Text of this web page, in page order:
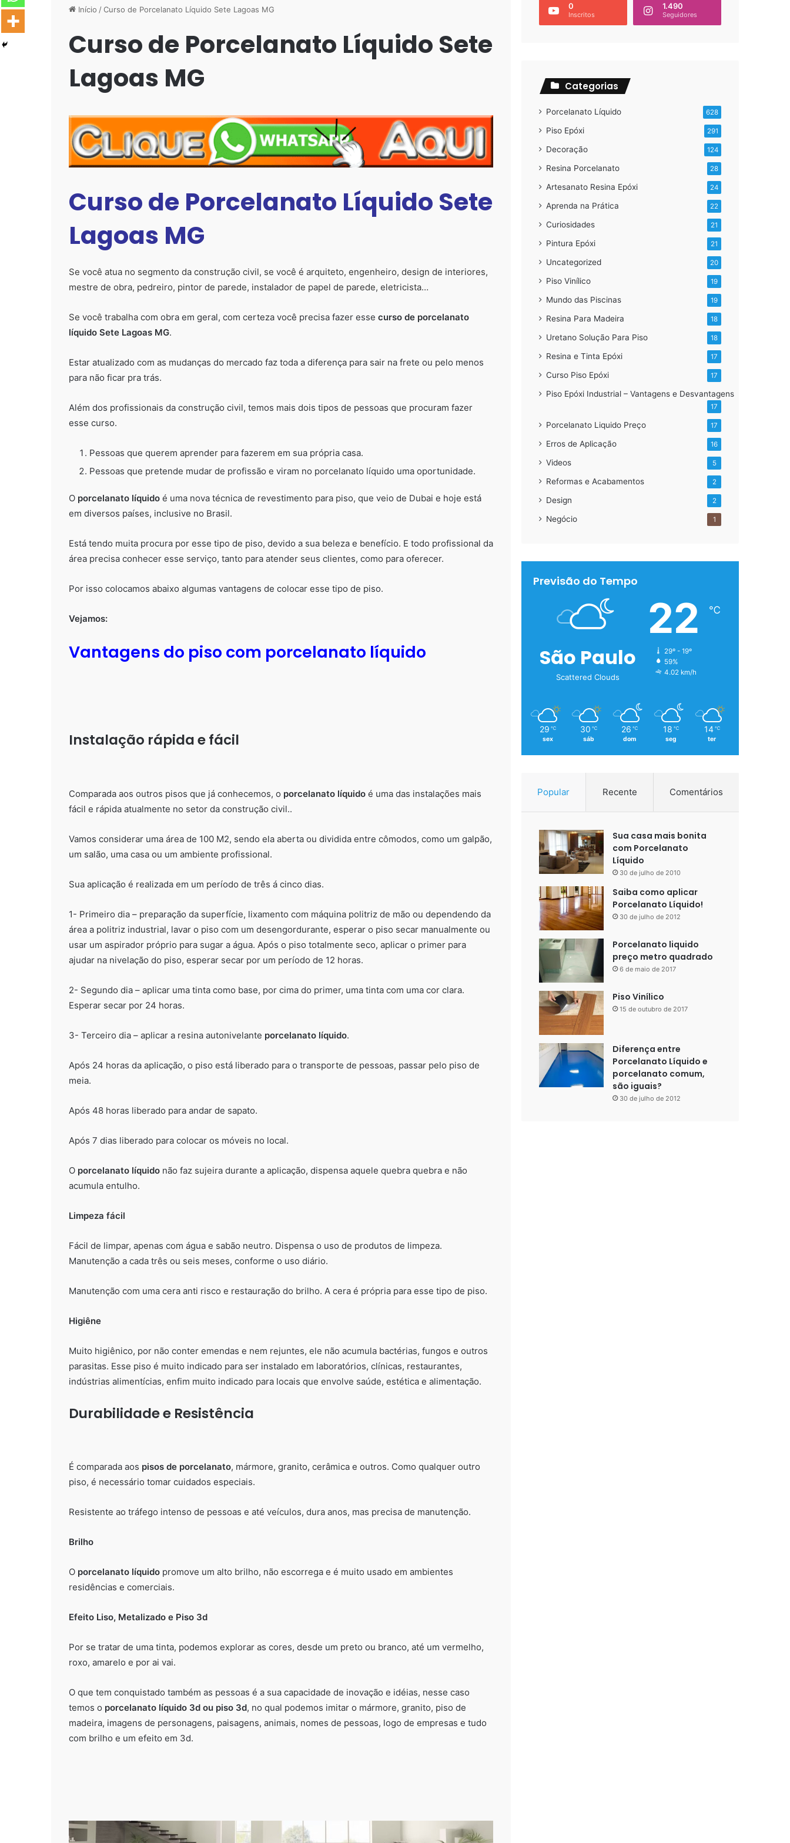
Início /Curso de Porcelanato Líquido Sete Lagoas MG
Curso de Porcelanato Líquido Sete
Lagoas MG
Curso de Porcelanato Líquido Sete
Lagoas MG
Se você atua no segmento da construção civil, se você é arquiteto, engenheiro, design de interiores,
mestre de obra, pedreiro, pintor de parede, instalador de papel de parede, eletricista…
Se você trabalha com obra em geral, com certeza você precisa fazer esse curso de porcelanato
líquido Sete Lagoas MG.
Estar atualizado com as mudanças do mercado faz toda a diferença para sair na frete ou pelo menos
para não ficar pra trás.
Além dos profissionais da construção civil, temos mais dois tipos de pessoas que procuram fazer
esse curso.
Pessoas que querem aprender para fazerem em sua própria casa.
Pessoas que pretende mudar de profissão e viram no porcelanato líquido uma oportunidade.
O porcelanato líquido é uma nova técnica de revestimento para piso, que veio de Dubai e hoje está
em diversos países, inclusive no Brasil.
Está tendo muita procura por esse tipo de piso, devido a sua beleza e benefício. E todo profissional da
área precisa conhecer esse serviço, tanto para atender seus clientes, como para oferecer.
Por isso colocamos abaixo algumas vantagens de colocar esse tipo de piso.
Vejamos:
Vantagens do piso com porcelanato líquido
Instalação rápida e fácil
Comparada aos outros pisos que já conhecemos, o porcelanato líquido é uma das instalações mais
fácil e rápida atualmente no setor da construção civil..
Vamos considerar uma área de 100 M2, sendo ela aberta ou dividida entre cômodos, como um galpão,
um salão, uma casa ou um ambiente profissional.
Sua aplicação é realizada em um período de três á cinco dias.
1- Primeiro dia – preparação da superfície, lixamento com máquina politriz de mão ou dependendo da
área a politriz industrial, lavar o piso com um desengordurante, esperar o piso secar manualmente ou
usar um aspirador próprio para sugar a água. Após o piso totalmente seco, aplicar o primer para
ajudar na nivelação do piso, esperar secar por um período de 12 horas.
2- Segundo dia – aplicar uma tinta como base, por cima do primer, uma tinta com uma cor clara.
Esperar secar por 24 horas.
3- Terceiro dia – aplicar a resina autonivelante porcelanato líquido.
Após 24 horas da aplicação, o piso está liberado para o transporte de pessoas, passar pelo piso de
meia.
Após 48 horas liberado para andar de sapato.
Após 7 dias liberado para colocar os móveis no local.
O porcelanato líquido não faz sujeira durante a aplicação, dispensa aquele quebra quebra e não
acumula entulho.
Limpeza fácil
Fácil de limpar, apenas com água e sabão neutro. Dispensa o uso de produtos de limpeza.
Manutenção a cada três ou seis meses, conforme o uso diário.
Manutenção com uma cera anti risco e restauração do brilho. A cera é própria para esse tipo de piso.
Higiêne
Muito higiênico, por não conter emendas e nem rejuntes, ele não acumula bactérias, fungos e outros
parasitas. Esse piso é muito indicado para ser instalado em laboratórios, clínicas, restaurantes,
indústrias alimentícias, enfim muito indicado para locais que envolve saúde, estética e alimentação.
Durabilidade e Resistência
É comparada aos pisos de porcelanato, mármore, granito, cerâmica e outros. Como qualquer outro
piso, é necessário tomar cuidados especiais.
Resistente ao tráfego intenso de pessoas e até veículos, dura anos, mas precisa de manutenção.
Brilho
O porcelanato líquido promove um alto brilho, não escorrega e é muito usado em ambientes
residências e comerciais.
Efeito Liso, Metalizado e Piso 3d
Por se tratar de uma tinta, podemos explorar as cores, desde um preto ou branco, até um vermelho,
roxo, amarelo e por ai vai.
O que tem conquistado também as pessoas é a sua capacidade de inovação e idéias, nesse caso
temos o porcelanato líquido 3d ou piso 3d, no qual podemos imitar o mármore, granito, piso de
madeira, imagens de personagens, paisagens, animais, nomes de pessoas, logo de empresas e tudo
com brilho e um efeito em 3d.
0
Inscritos
1.490
Seguidores
Categorias
Porcelanato Líquido 628
Piso Epóxi 291
Decoração 124
Resina Porcelanato 28
Artesanato Resina Epóxi 24
Aprenda na Prática 22
Curiosidades 21
Pintura Epóxi 21
Uncategorized 20
Piso Vinílico 19
Mundo das Piscinas 19
Resina Para Madeira 18
Uretano Solução Para Piso 18
Resina e Tinta Epóxi 17
Curso Piso Epóxi 17
Piso Epóxi Industrial – Vantagens e Desvantagens
17
Porcelanato Liquido Preço 17
Erros de Aplicação 16
Videos 5
Reformas e Acabamentos 2
Design 2
Negócio 1
Previsão do Tempo
São Paulo
Scattered Clouds
22 ℃
29º - 19º
59%
4.02 km/h
29 ℃
sex
30 ℃
sáb
26 ℃
dom
18 ℃
seg
14 ℃
ter
Popular Recente Comentários
Sua casa mais bonita
com Porcelanato
Líquido
30 de julho de 2010
Saiba como aplicar
Porcelanato Líquido!
30 de julho de 2012
Porcelanato liquido
preço metro quadrado
6 de maio de 2017
Piso Vinílico
15 de outubro de 2017
Diferença entre
Porcelanato Líquido e
porcelanato comum,
são iguais?
30 de julho de 2012